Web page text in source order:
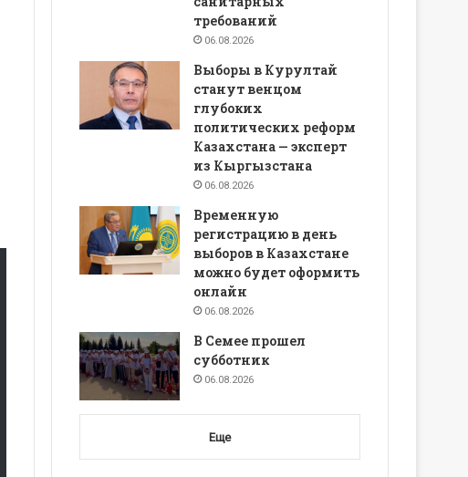
требований
06.08.2026
Выборы в Курултай
станут венцом
глубоких
политических реформ
Казахстана — эксперт
из Кыргызстана
06.08.2026
Временную
регистрацию в день
выборов в Казахстане
можно будет оформить
онлайн
06.08.2026
В Семее прошел
субботник
06.08.2026
Еще